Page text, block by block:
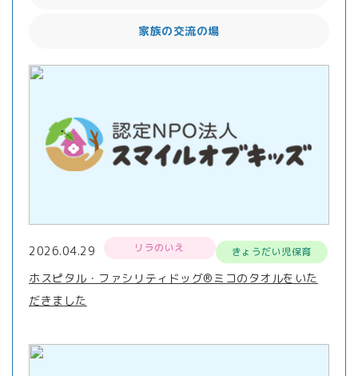
家族の交流の場
2026.04.29 リラのいえ きょうだい児保育
ホスピタル・ファシリティドッグ®ミコのタオルをいた
だきました